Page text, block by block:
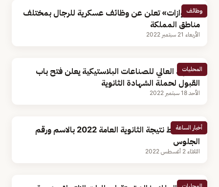
وظائف
«الجوازات» تعلن عن وظائف عسكرية للرجال بمختلف
مناطق المملكة
الأربعاء 21 سبتمبر 2022
المحليات
المعهد العالي للصناعات البلاستيكية يعلن فتح باب
القبول لحملة الشهادة الثانوية
الأحد 18 سبتمبر 2022
أخبار الساعة
مصر.. رابط نتيجة الثانوية العامة 2022 بالاسم ورقم
الجلوس
الثلاثاء 2 أغسطس 2022